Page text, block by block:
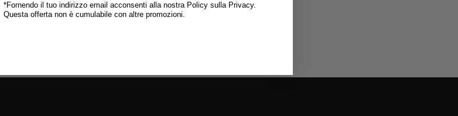
*Fornendo il tuo indirizzo email acconsenti alla nostra Policy sulla Privacy.
Questa offerta non è cumulabile con altre promozioni.